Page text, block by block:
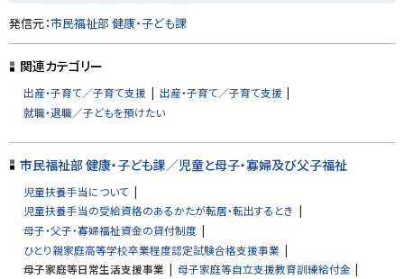
ト
ッ
プ
発信元：市民福祉部 健康・子ども課
関連カテゴリー
出産・子育て／子育て支援
出産・子育て／子育て支援
就職・退職／子どもを預けたい
市民福祉部 健康・子ども課／児童と母子・寡婦及び父子福祉
児童扶養手当について
児童扶養手当の受給資格のあるかたが転居・転出するとき
母子・父子・寡婦福祉資金の貸付制度
ひとり親家庭高等学校卒業程度認定試験合格支援事業
母子家庭等日常生活支援事業
母子家庭等自立支援教育訓練給付金